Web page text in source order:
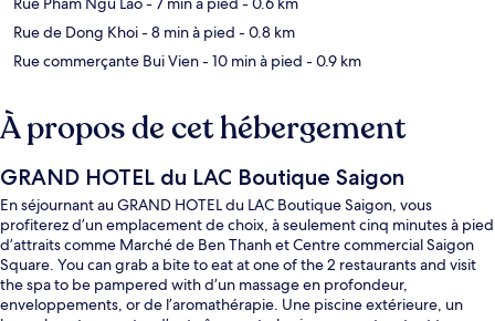
Rue de Dong Khoi- 8 min à pied - 0.8 km
Rue commerçante Bui Vien- 10 min à pied - 0.9 km
À propos de cet hébergement
GRAND HOTEL du LAC Boutique Saigon
En séjournant au GRAND HOTEL du LAC Boutique Saigon, vous
profiterez d’un emplacement de choix, à seulement cinq minutes à pied
d’attraits comme Marché de Ben Thanh et Centre commercial Saigon
Square. You can grab a bite to eat at one of the 2 restaurants and visit
the spa to be pampered with d’un massage en profondeur,
enveloppements, or de l’aromathérapie. Une piscine extérieure, un